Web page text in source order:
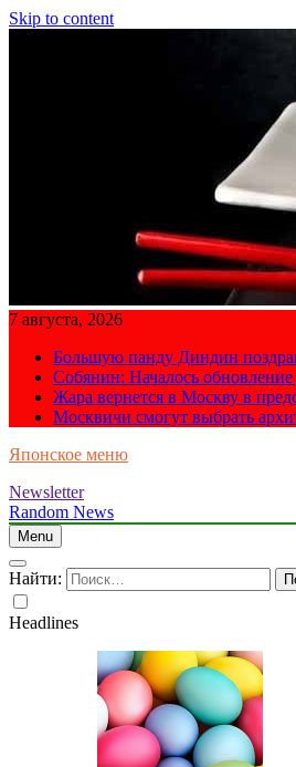
Skip to content
7 августа, 2026
Большую панду Диндин
Собянин: Началось
Жара вернется в Москву в
Москвичи смогут выбрать
Японское меню
Newsletter
Random News
Menu
Найти:
Headlines